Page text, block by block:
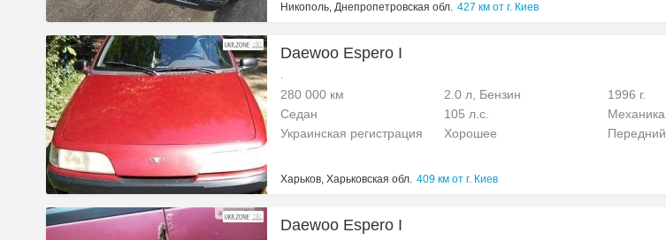
Никополь, Днепропетровская обл. 427 км от г. Киев
Daewoo Espero I
.
280 000 км 2.0 л, Бензин
1996 г.
Седан
105 л.с.
Механика
Украинская регистрация
Хорошее Передний
Харьков, Харьковская обл. 409 км от г. Киев
Daewoo Espero I